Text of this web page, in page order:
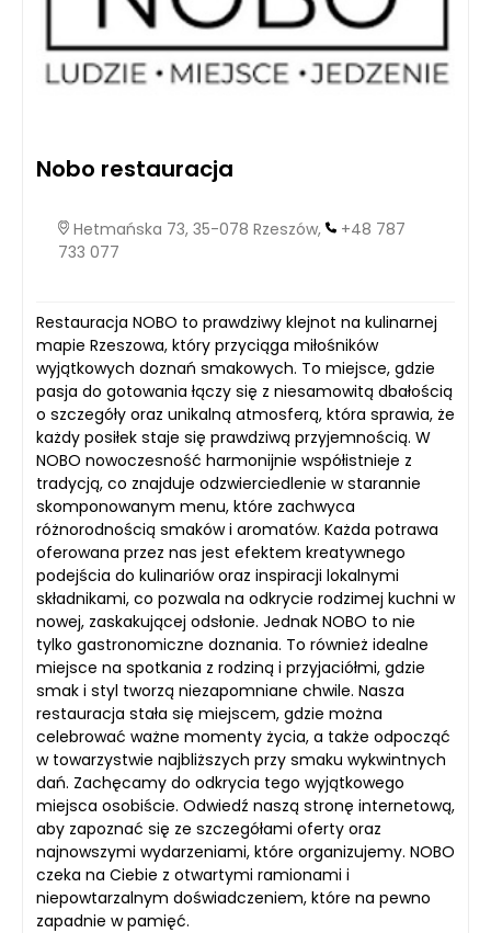
Nobo restauracja
Hetmańska 73, 35-078 Rzeszów,
+48 787
733 077
Restauracja NOBO to prawdziwy klejnot na kulinarnej
mapie Rzeszowa, który przyciąga miłośników
wyjątkowych doznań smakowych. To miejsce, gdzie
pasja do gotowania łączy się z niesamowitą dbałością
o szczegóły oraz unikalną atmosferą, która sprawia, że
każdy posiłek staje się prawdziwą przyjemnością. W
NOBO nowoczesność harmonijnie współistnieje z
tradycją, co znajduje odzwierciedlenie w starannie
skomponowanym menu, które zachwyca
różnorodnością smaków i aromatów. Każda potrawa
oferowana przez nas jest efektem kreatywnego
podejścia do kulinariów oraz inspiracji lokalnymi
składnikami, co pozwala na odkrycie rodzimej kuchni w
nowej, zaskakującej odsłonie. Jednak NOBO to nie
tylko gastronomiczne doznania. To również idealne
miejsce na spotkania z rodziną i przyjaciółmi, gdzie
smak i styl tworzą niezapomniane chwile. Nasza
restauracja stała się miejscem, gdzie można
celebrować ważne momenty życia, a także odpocząć
w towarzystwie najbliższych przy smaku wykwintnych
dań. Zachęcamy do odkrycia tego wyjątkowego
miejsca osobiście. Odwiedź naszą stronę internetową,
aby zapoznać się ze szczegółami oferty oraz
najnowszymi wydarzeniami, które organizujemy. NOBO
czeka na Ciebie z otwartymi ramionami i
niepowtarzalnym doświadczeniem, które na pewno
zapadnie w pamięć.